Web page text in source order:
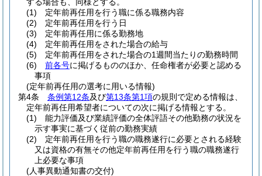
(1)
定年前再任用を行う職に係る職務内容
(2)
定年前再任用を行う日
(3)
定年前再任用に係る勤務地
(4)
定年前再任用をされた場合の給与
(5)
定年前再任用をされた場合の1週間当たりの勤務時間
(6)
前各号に掲げるもののほか、任命権者が必要と認める
事項
(定年前再任用の選考に用いる情報)
第4条
条例第12条及び第13条第1項の規則で定める情報は、
定年前再任用希望者についての次に掲げる情報とする。
(1)
能力評価及び業績評価の全体評語その他勤務の状況を
示す事実に基づく従前の勤務実績
(2)
定年前再任用を行う職の職務遂行に必要とされる経験
又は資格の有無その他定年前再任用を行う職の職務遂行
上必要な事項
(人事異動通知書の交付)